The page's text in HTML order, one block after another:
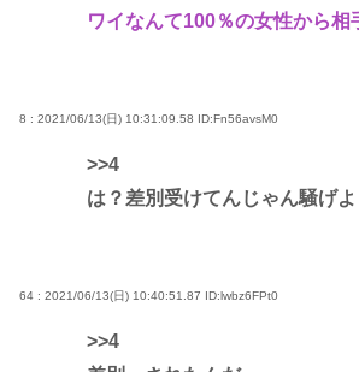
ワイなんて100％の女性から相
8 : 2021/06/13(日) 10:31:09.58 ID:Fn56avsM0
>>4
は？差別受けてんじゃん騒げよ
64 : 2021/06/13(日) 10:40:51.87 ID:lwbz6FPt0
>>4